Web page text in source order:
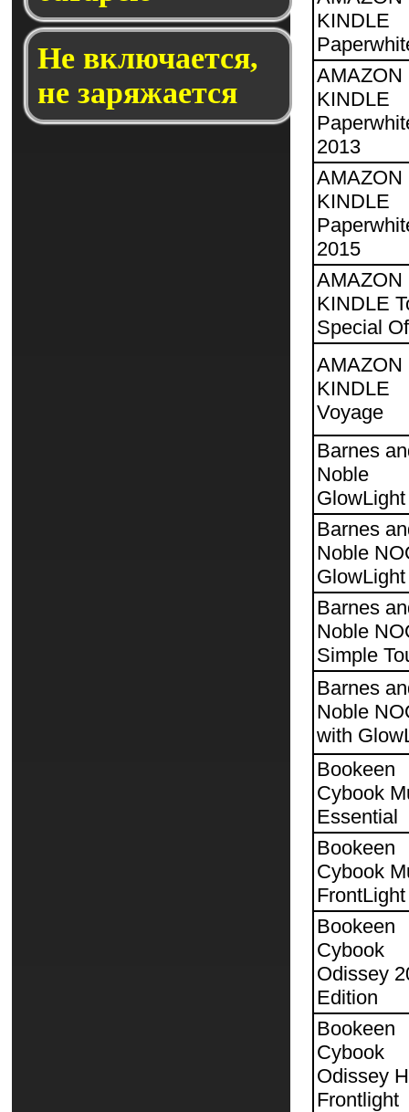
KINDLE
AMAZON
KINDLE
2013
AMAZON
KINDLE
2015
AMAZON
KINDLE
Special
AMAZON
KINDLE
Voyage
Barnes
Noble
Barnes
Noble
GlowLight
Barnes
Noble
Simple
Barnes
Noble
with
Bookeen
Cybook
Essential
Bookeen
Cybook
FrontLight
Bookeen
Cybook
Odissey
Edition
Bookeen
Cybook
Odissey
Frontlight
Не включается,
не заряжается